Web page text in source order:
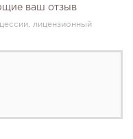
ваш отзыв
лицензионный